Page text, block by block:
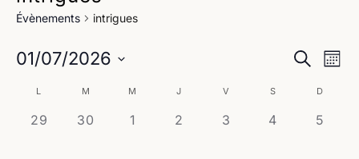
Évènements intrigues
Recherche
Mois
01/07/2026
date.
Calendrier
de
L M M J V S D
0
29
0
30
0
1
0
2
0
3
0
4
0
5